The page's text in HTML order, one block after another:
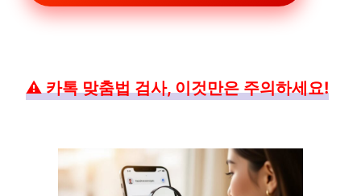
⚠️ 카톡 맞춤법 검사, 이것만은 주의하세요!